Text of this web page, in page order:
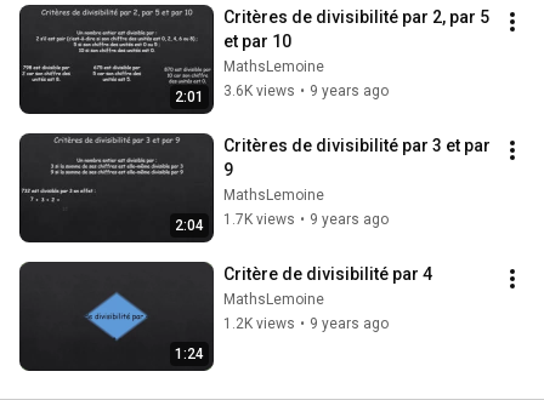
2:01
Critères de divisibilité par 2, par 5
et par 10
MathsLemoine
3.6K views • 9 years ago
2:04
Critères de divisibilité par 3 et par
9
MathsLemoine
1.7K views • 9 years ago
1:24
Critère de divisibilité par 4
MathsLemoine
1.2K views • 9 years ago